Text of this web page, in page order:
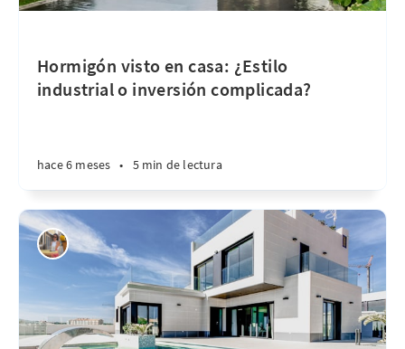
Hormigón visto en casa: ¿Estilo
industrial o inversión complicada?
hace 6 meses • 5 min de lectura